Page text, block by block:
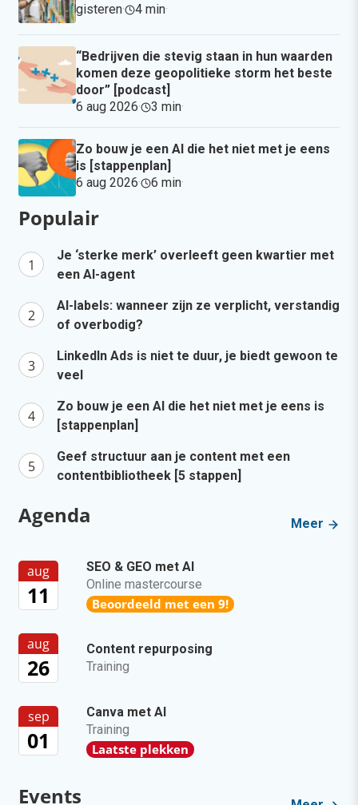
gisteren· 4 min·
“Bedrijven die stevig staan in hun waarden
komen deze geopolitieke storm het beste
door” [podcast]
6 aug 2026· 3 min·
Zo bouw je een AI die het niet met je eens
is [stappenplan]
6 aug 2026· 6 min·
Populair
Je ‘sterke merk’ overleeft geen kwartier met
een AI-agent
AI-labels: wanneer zijn ze verplicht, verstandig
of overbodig?
LinkedIn Ads is niet te duur, je biedt gewoon te
veel
Zo bouw je een AI die het niet met je eens is
[stappenplan]
Geef structuur aan je content met een
contentbibliotheek [5 stappen]
Agenda Meer
aug
11
SEO & GEO met AI
Online mastercourse
Beoordeeld met een 9!
aug
26
Content repurposing
Training
sep
01
Canva met AI
Training
Laatste plekken
Events